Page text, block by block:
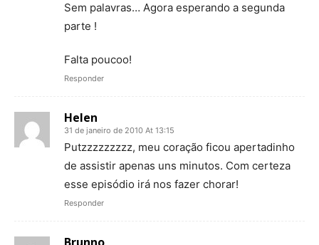
Sem palavras… Agora esperando a segunda
parte !
Falta poucoo!
Responder
Helen
31 de janeiro de 2010 At 13:15
Putzzzzzzzzz, meu coração ficou apertadinho
de assistir apenas uns minutos. Com certeza
esse episódio irá nos fazer chorar!
Responder